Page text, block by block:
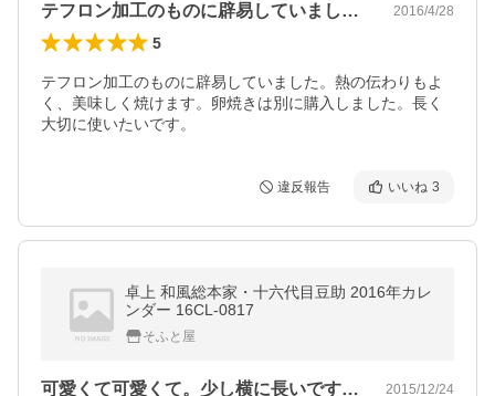
テフロン加工のものに辟易していました。… 2016/4/28
5
テフロン加工のものに辟易していました。熱の伝わりもよ
く、美味しく焼けます。卵焼きは別に購入しました。長く
大切に使いたいです。
違反報告 いいね 3
卓上 和風総本家・十六代目豆助 2016年カレ
ンダー 16CL-0817
そふと屋
可愛くて可愛くて。少し横に長いですが、… 2015/12/24